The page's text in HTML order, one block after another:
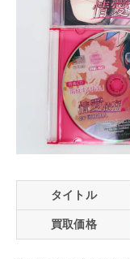
タイトル
買取価格